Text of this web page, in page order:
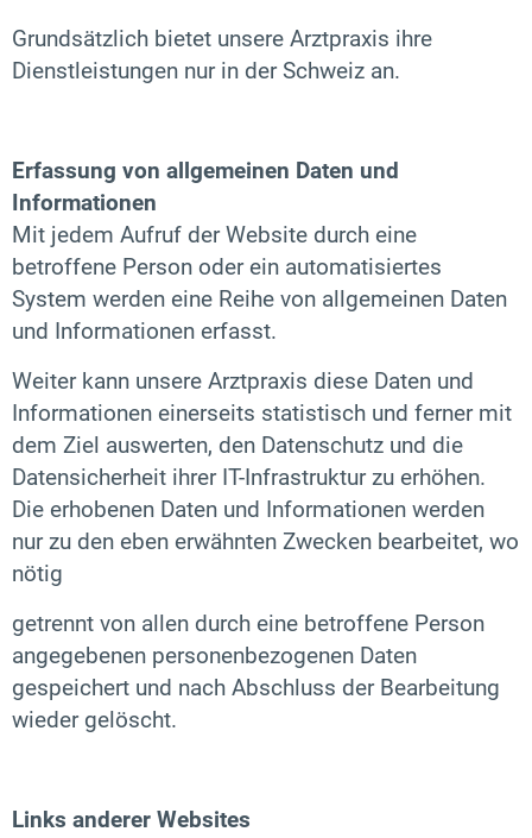
Grundsätzlich bietet unsere Arztpraxis ihre
Dienstleistungen nur in der Schweiz an.
Erfassung von allgemeinen Daten und
Informationen
Mit jedem Aufruf der Website durch eine
betroffene Person oder ein automatisiertes
System werden eine Reihe von allgemeinen Daten
und Informationen erfasst.
Weiter kann unsere Arztpraxis diese Daten und
Informationen einerseits statistisch und ferner mit
dem Ziel auswerten, den Datenschutz und die
Datensicherheit ihrer IT-Infrastruktur zu erhöhen.
Die erhobenen Daten und Informationen werden
nur zu den eben erwähnten Zwecken bearbeitet, wo
nötig
getrennt von allen durch eine betroffene Person
angegebenen personenbezogenen Daten
gespeichert und nach Abschluss der Bearbeitung
wieder gelöscht.
Links anderer Websites